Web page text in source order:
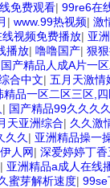
免费观看| 99re6在
| www.99热视频| 激
视频免费播放| 亚
播放| 噜噜国产| 狠
国产精品人成A片一
合中文| 五月天激情
精品一区二区三区,
| 国产精品99久久久
天亚洲综合| 久久激
久久 | 亚洲精品操一
人网| 深爱婷婷丁
| 亚洲精品a成人在线
蜜芽解析速度| 99se